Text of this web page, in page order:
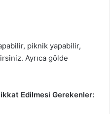
piknik yapabilir,
Ayrıca gölde
Edilmesi Gerekenler: